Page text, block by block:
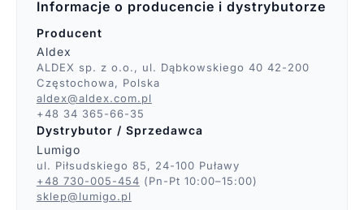
Informacje o producencie i dystrybutorze
Producent
Aldex
ALDEX sp. z o.o., ul. Dąbkowskiego 40 42-200
Częstochowa, Polska
aldex@aldex.com.pl
+48 34 365-66-35
Dystrybutor / Sprzedawca
Lumigo
ul. Piłsudskiego 85, 24-100 Puławy
+48 730-005-454 (Pn-Pt 10:00–15:00)
sklep@lumigo.pl